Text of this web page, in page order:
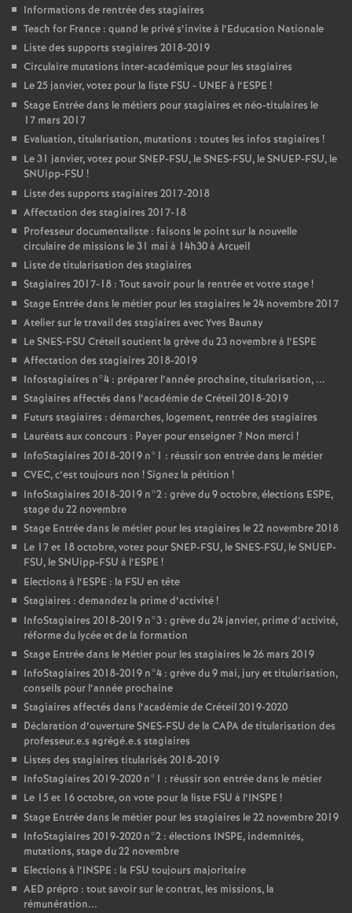
Informations de rentrée des stagiaires
Teach for France : quand le privé s’invite à l’Education Nationale
Liste des supports stagiaires 2018-2019
Circulaire mutations inter-académique pour les stagiaires
Le 25 janvier, votez pour la liste FSU - UNEFà l’ESPE !
Stage Entrée dans le métiers pour stagiaires et néo-titulaires le
17 mars 2017
Evaluation, titularisation, mutations : toutes les infos stagiaires !
Le 31 janvier, votez pourSNEP-FSU, leSNES-FSU, leSNUEP-FSU, le
SNUipp-FSU !
Liste des supports stagiaires 2017-2018
Affectation des stagiaires 2017-18
Professeur documentaliste : faisons le point sur la nouvelle
circulaire de missions le 31 mai à 14h30 à Arcueil
Liste de titularisation des stagiaires
Stagiaires 2017-18 : Tout savoir pour la rentrée et votre stage!
Stage Entrée dans le métier pour les stagiaires le 24 novembre 2017
Atelier sur le travail des stagiaires avec Yves Baunay
LeSNES-FSU Créteil soutient la grève du 23 novembre à l’ESPE
Affectation des stagiaires 2018-2019
Infostagiaires n°4 : préparer l’année prochaine, titularisation, ...
Stagiaires affectés dans l’académie de Créteil 2018-2019
Futurs stagiaires : démarches, logement, rentrée des stagiaires
Lauréats aux concours : Payer pour enseigner? Non merci !
InfoStagiaires 2018-2019 n°1 : réussir son entrée dans le métier
CVEC, c’est toujours non ! Signez la pétition !
InfoStagiaires 2018-2019 n°2 : grève du 9 octobre, élections ESPE,
stage du 22 novembre
Stage Entrée dans le métier pour les stagiaires le 22 novembre 2018
Le 17 et 18 octobre, votez pourSNEP-FSU, leSNES-FSU, leSNUEP-
FSU, le SNUipp-FSU à l’ESPE !
Elections à l’ESPE : la FSU en tête
Stagiaires : demandez la prime d’activité!
InfoStagiaires 2018-2019 n°3 : grève du 24 janvier, prime d’activité,
réforme du lycée et de la formation
Stage Entrée dans le Métier pour les stagiaires le 26 mars 2019
InfoStagiaires 2018-2019 n°4 : grève du 9 mai, jury et titularisation,
conseils pour l’année prochaine
Stagiaires affectés dans l’académie de Créteil 2019-2020
Déclaration d’ouvertureSNES-FSU de la CAPAde titularisation des
professeur.e.s agrégé.e.s stagiaires
Listes des stagiaires titularisés 2018-2019
InfoStagiaires 2019-2020 n°1 : réussir son entrée dans le métier
Le 15 et 16 octobre, on vote pour la liste FSU à l’INSPE !
Stage Entrée dans le métier pour les stagiaires le 22 novembre 2019
InfoStagiaires 2019-2020 n°2 : élections INSPE, indemnités,
mutations, stage du 22 novembre
Elections à l’INSPE : la FSU toujours majoritaire
AED prépro : tout savoir sur le contrat, les missions, la
rémunération...